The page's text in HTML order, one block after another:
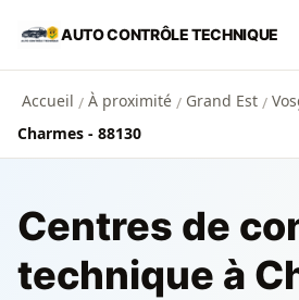
Aller au contenu principal
AUTO CONTRÔLE TECHNIQUE
Accueil / À proximité / Grand Est /
Charmes - 88130
Centres de
technique à